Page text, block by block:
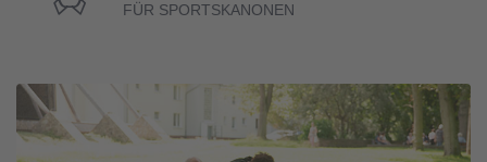
FÜR SPORTSKANONEN